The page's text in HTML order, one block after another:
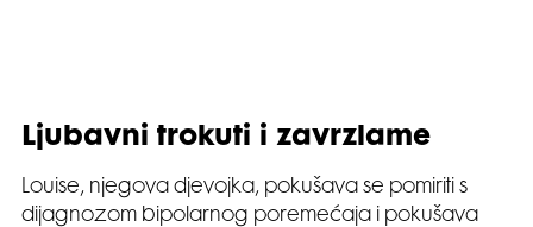
Ljubavni trokuti i zavrzlame
Louise, njegova djevojka, pokušava se pomiriti s
dijagnozom bipolarnog poremećaja i pokušava